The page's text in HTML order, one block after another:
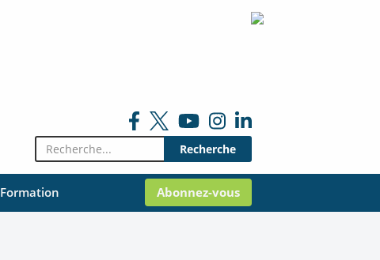
Rechercher:
Formation Abonnez-vous